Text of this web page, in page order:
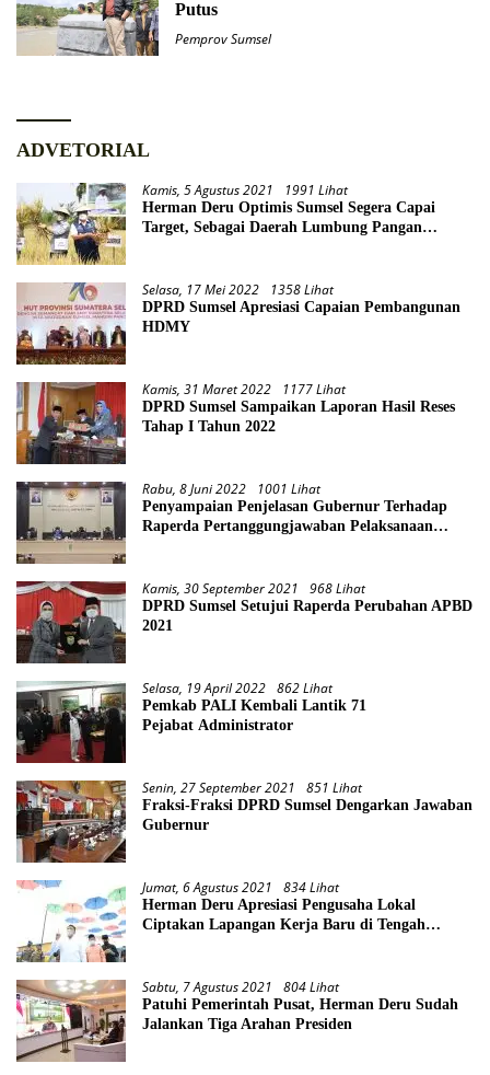
Putus
Pemprov Sumsel
ADVETORIAL
Kamis, 5 Agustus 2021 1991 Lihat
Herman Deru Optimis Sumsel Segera Capai
Target, Sebagai Daerah Lumbung Pangan
Selasa, 17 Mei 2022 1358 Lihat
DPRD Sumsel Apresiasi Capaian Pembangunan
HDMY
Kamis, 31 Maret 2022 1177 Lihat
DPRD Sumsel Sampaikan Laporan Hasil Reses
Tahap I Tahun 2022
Rabu, 8 Juni 2022 1001 Lihat
Penyampaian Penjelasan Gubernur Terhadap
Raperda Pertanggungjawaban Pelaksanaan
Kamis, 30 September 2021 968 Lihat
DPRD Sumsel Setujui Raperda Perubahan APBD
2021
Selasa, 19 April 2022 862 Lihat
Pemkab PALI Kembali Lantik 71
Pejabat Administrator
Senin, 27 September 2021 851 Lihat
Fraksi-Fraksi DPRD Sumsel Dengarkan Jawaban
Gubernur
Jumat, 6 Agustus 2021 834 Lihat
Herman Deru Apresiasi Pengusaha Lokal
Ciptakan Lapangan Kerja Baru di Tengah
Sabtu, 7 Agustus 2021 804 Lihat
Patuhi Pemerintah Pusat, Herman Deru Sudah
Jalankan Tiga Arahan Presiden